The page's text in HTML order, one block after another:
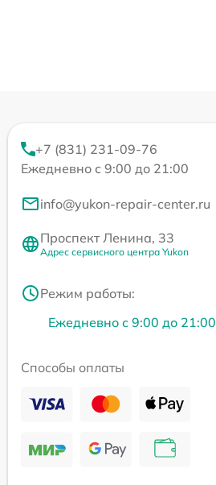
+7 (831) 231-09-76
Ежедневно с 9:00 до 21:00
info@yukon-repair-center.ru
Проспект Ленина, 33
Адрес сервисного центра Yukon
Режим работы:
Ежедневно с 9:00 до 21:00
Способы оплаты